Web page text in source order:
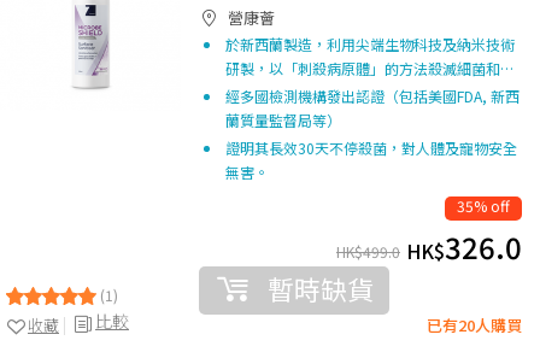
(1)
比較
收藏
營康薈
於新西蘭製造，利用尖端生物科技及納米技術
研製，以「刺殺病原體」的方法殺滅細菌和…
經多國檢測機構發出認證（包括美國FDA, 新西
蘭質量監督局等）
證明其長效30天不停殺菌，對人體及寵物安全
無害。
35% off
HK$499.0 HK$326.0
暫時缺貨
已有20人購買